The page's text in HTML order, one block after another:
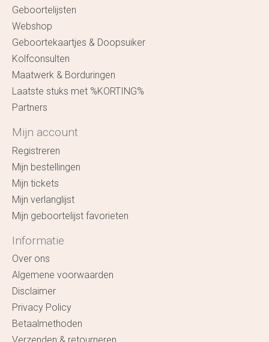
Geboortelijsten
Webshop
Geboortekaartjes & Doopsuiker
Kolfconsulten
Maatwerk & Borduringen
Laatste stuks met %KORTING%
Partners
Mijn account
Registreren
Mijn bestellingen
Mijn tickets
Mijn verlanglijst
Mijn geboortelijst favorieten
Informatie
Over ons
Algemene voorwaarden
Disclaimer
Privacy Policy
Betaalmethoden